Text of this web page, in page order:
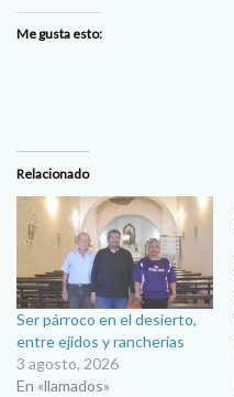
Me gusta esto:
Relacionado
Ser párroco en el desierto,
entre ejidos y rancherías
3 agosto, 2026
En «llamados»